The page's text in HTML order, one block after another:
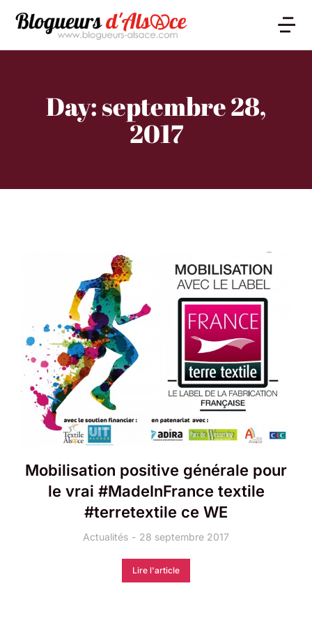
Day: septembre 28,
2017
Mobilisation positive générale pour
le vrai #MadeInFrance textile
#terretextile ce WE
Actualités 28 septembre 2017
Lire l'article